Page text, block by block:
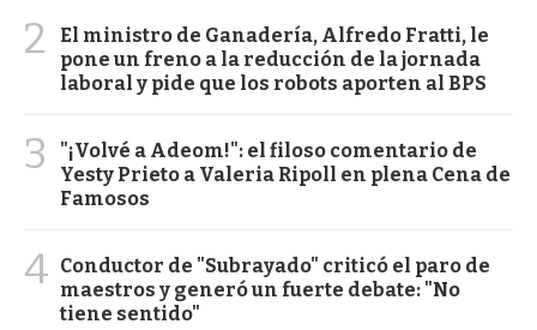
2
El ministro de Ganadería, Alfredo Fratti, le
pone un freno a la reducción de la jornada
laboral y pide que los robots aporten al BPS
3
"¡Volvé a Adeom!": el filoso comentario de
Yesty Prieto a Valeria Ripoll en plena Cena de
Famosos
4 Conductor de "Subrayado" criticó el paro de
maestros y generó un fuerte debate: "No
tiene sentido"